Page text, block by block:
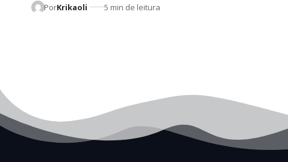
PorKrikaoli 5 min de leitura